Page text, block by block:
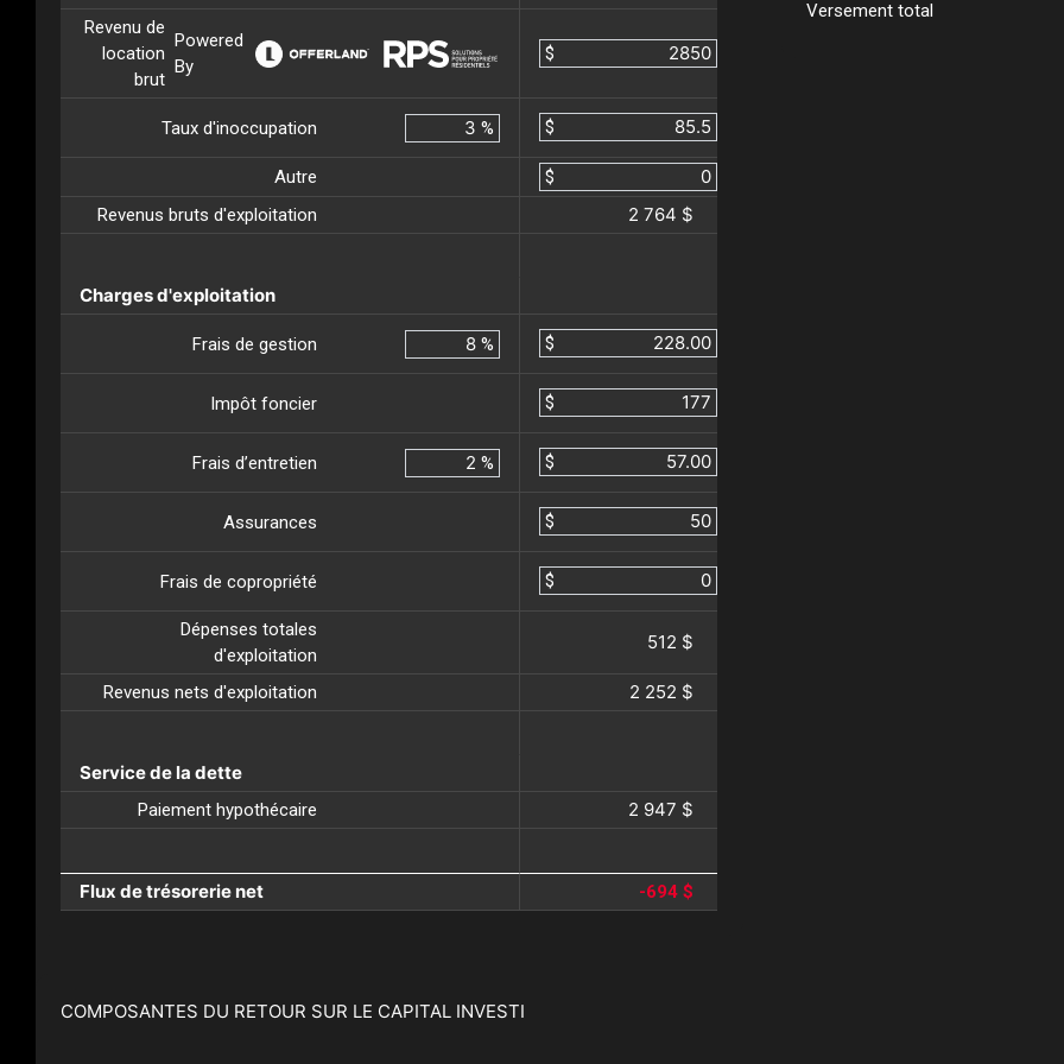
Revenu de
location
brut
Powered
By
$
Taux d'inoccupation % $
Autre
$
Revenus bruts d'exploitation
2 764 $
Charges d'exploitation
Frais de gestion % $
Impôt foncier $
Frais d’entretien % $
Assurances $
Frais de copropriété $
Dépenses totales
d'exploitation
512 $
Revenus nets d'exploitation 2 252 $
Service de la dette
Paiement hypothécaire 2 947 $
Flux de trésorerie net -694 $
Versement total
COMPOSANTES DU RETOUR SUR LE CAPITAL INVESTI